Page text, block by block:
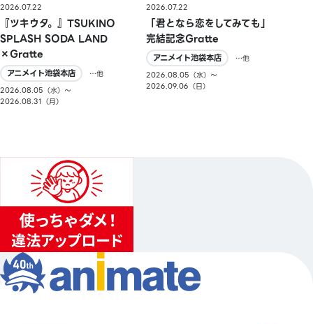
2026.07.22
『ツキウタ。』TSUKINO
SPLASH SODA LAND
×Gratte
アニメイト池袋本店
…他
2026.08.05（水）〜
2026.08.31（月）
2026.07.22
「君となら恋をしてみても」
完結記念Gratte
アニメイト池袋本店
…他
2026.08.05（水）〜
2026.09.06（日）